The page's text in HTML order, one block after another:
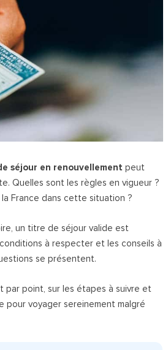
séjour en renouvellement peut
Quelles sont les règles en vigueur ?
France dans cette situation ?
un titre de séjour valide est
à respecter et les conseils à
se présentent.
par point, sur les étapes à suivre et
pour voyager sereinement malgré